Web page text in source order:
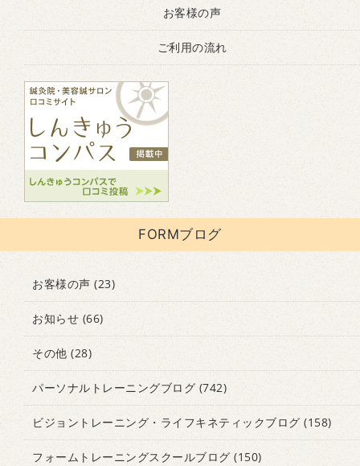
お客様の声
ご利用の流れ
FORMブログ
お客様の声 (23)
お知らせ (66)
その他 (28)
パーソナルトレーニングブログ (742)
ビジョントレーニング・ライフキネティックブログ (158)
フォームトレーニングスクールブログ (150)